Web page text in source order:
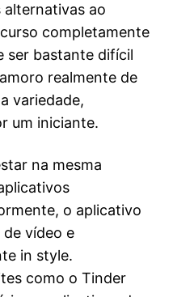
alternativas ao
completamente
ser bastante difícil
realmente de
variedade,
um iniciante.
na mesma
o aplicativo
de vídeo e
in style.
como o Tinder